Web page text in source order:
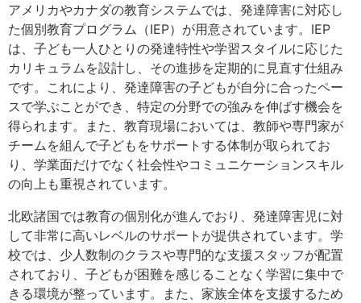
アメリカやカナダの教育システムでは、発達障害に対応し
た個別教育プログラム（IEP）が用意されています。IEP
は、子ども一人ひとりの発達特性や学習スタイルに応じた
カリキュラムを設計し、その進捗を定期的に見直す仕組み
です。これにより、発達障害の子どもが自分に合ったペー
スで学ぶことができ、特定の分野での強みを伸ばす機会を
得られます。また、教育現場においては、教師や専門家が
チームを組んで子どもをサポートする体制が取られてお
り、学業面だけでなく社会性やコミュニケーションスキル
の向上も重視されています。
北欧諸国では教育の個別化が進んでおり、発達障害児に対
して非常に高いレベルのサポートが提供されています。学
校では、少人数制のクラスや専門的な支援スタッフが配置
されており、子どもが困難を感じることなく学習に集中で
きる環境が整っています。また、家族全体を支援するため